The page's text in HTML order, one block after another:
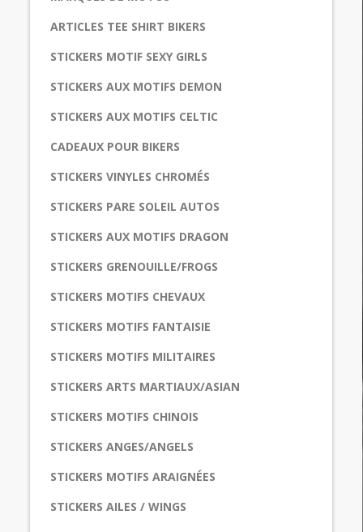
ARTICLES TEE SHIRT BIKERS
STICKERS MOTIF SEXY GIRLS
STICKERS AUX MOTIFS DEMON
STICKERS AUX MOTIFS CELTIC
CADEAUX POUR BIKERS
STICKERS VINYLES CHROMÉS
STICKERS PARE SOLEIL AUTOS
STICKERS AUX MOTIFS DRAGON
STICKERS GRENOUILLE/FROGS
STICKERS MOTIFS CHEVAUX
STICKERS MOTIFS FANTAISIE
STICKERS MOTIFS MILITAIRES
STICKERS ARTS MARTIAUX/ASIAN
STICKERS MOTIFS CHINOIS
STICKERS ANGES/ANGELS
STICKERS MOTIFS ARAIGNÉES
STICKERS AILES / WINGS